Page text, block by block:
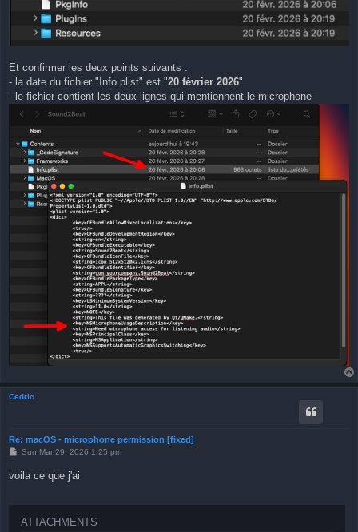
Et confirmer les deux points suivants :
- la date du fichier "Info.plist" est "20 février 2026"
- le fichier contient les deux lignes qui mentionnent le microphone
Cedric
Re: macOS - microphone permission [fixed]
P
s
t
Sun Mar 29, 2026 1:25 pm
voila ce que j'ai
ATTACHMENTS